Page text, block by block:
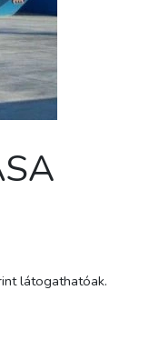
látogathatóak.